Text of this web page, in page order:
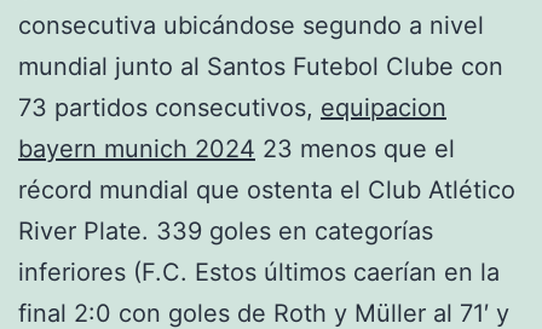
consecutiva ubicándose segundo a nivel
mundial junto al Santos Futebol Clube con
73 partidos consecutivos, equipacion
bayern munich 2024 23 menos que el
récord mundial que ostenta el Club Atlético
River Plate. 339 goles en categorías
inferiores (F.C. Estos últimos caerían en la
final 2:0 con goles de Roth y Müller al 71′ y